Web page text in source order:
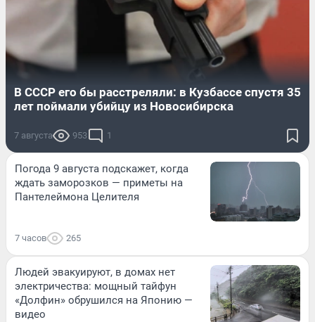
В СССР его бы расстреляли: в Кузбассе спустя 35
лет поймали убийцу из Новосибирска
7 августа 953 1
Погода 9 августа подскажет, когда
ждать заморозков — приметы на
Пантелеймона Целителя
7 часов 265
Людей эвакуируют, в домах нет
электричества: мощный тайфун
«Долфин» обрушился на Японию —
видео